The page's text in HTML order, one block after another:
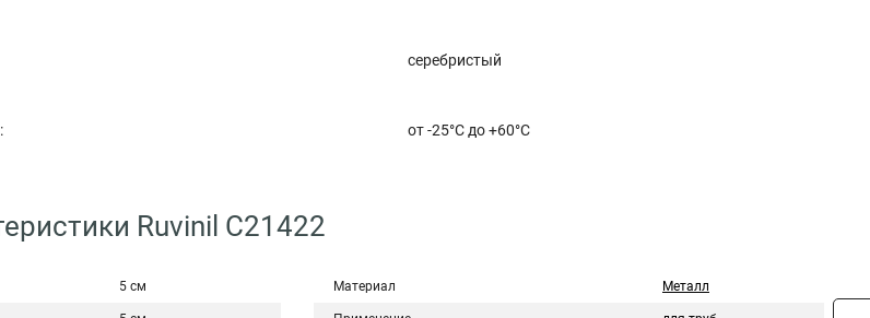
серебристый
от -25°С до +60°С
Ruvinil С21422
5 см Материал Металл